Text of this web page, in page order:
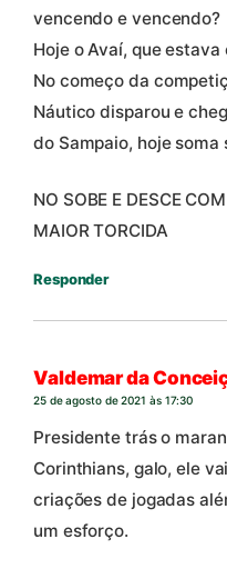
vencendo e vencendo?
Hoje o Avaí, que estava
No começo da
Náutico disparou e
do Sampaio, hoje soma
NO SOBE E DESCE
MAIOR TORCIDA
Responder
Valdemar da
25 de agosto de 2021 às 17:30
Presidente trás o
Corinthians, galo, ele
criações de jogadas
um esforço.